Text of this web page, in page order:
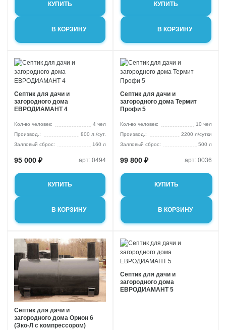
КУПИТЬ
В КОРЗИНУ
КУПИТЬ
В КОРЗИНУ
Септик для дачи и
загородного дома
ЕВРОДИАМАНТ 4
Кол-во человек:
4 чел
800 л./сут.
Залповый сброс:
160 л
95 000 ₽ арт: 0494
КУПИТЬ
В КОРЗИНУ
Септик для дачи и
загородного дома Термит
Профи 5
Кол-во человек:
10 чел
2200 л/сутки
Залповый сброс:
500 л
99 800 ₽ арт: 0036
КУПИТЬ
В КОРЗИНУ
Септик для дачи и
загородного дома Орион 6
(Эко-Л с компрессором)
Септик для дачи и
загородного дома
ЕВРОДИАМАНТ 5